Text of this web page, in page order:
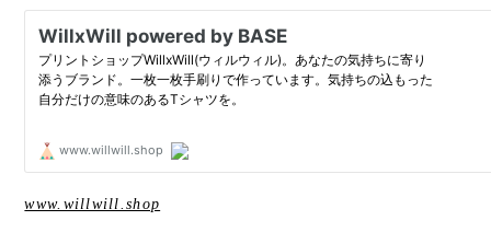
www.willwill.shop